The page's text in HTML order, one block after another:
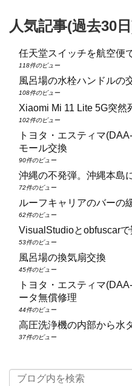
人気記事(過去30
任天堂スイッチを航空便
118件のビュー
風呂場の水栓ハンドルの
108件のビュー
Xiaomi Mi 11 Lite 5G突然
102件のビュー
トヨタ・エスティマ
モール交換
90件のビュー
沖縄の不発弾。沖縄本島
72件のビュー
ルーフキャリアのバーの
62件のビュー
VisualStudioとobfuscar
53件のビュー
風呂場の換気扇交換
45件のビュー
トヨタ・エスティマ
ータ無償修理
44件のビュー
高圧洗浄機の内部から水
37件のビュー